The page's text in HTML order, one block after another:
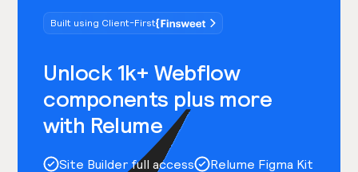
Built using Client-First
Unlock 1k+ Webflow
components plus more
with Relume
Site Builder full access
Relume Figma Kit